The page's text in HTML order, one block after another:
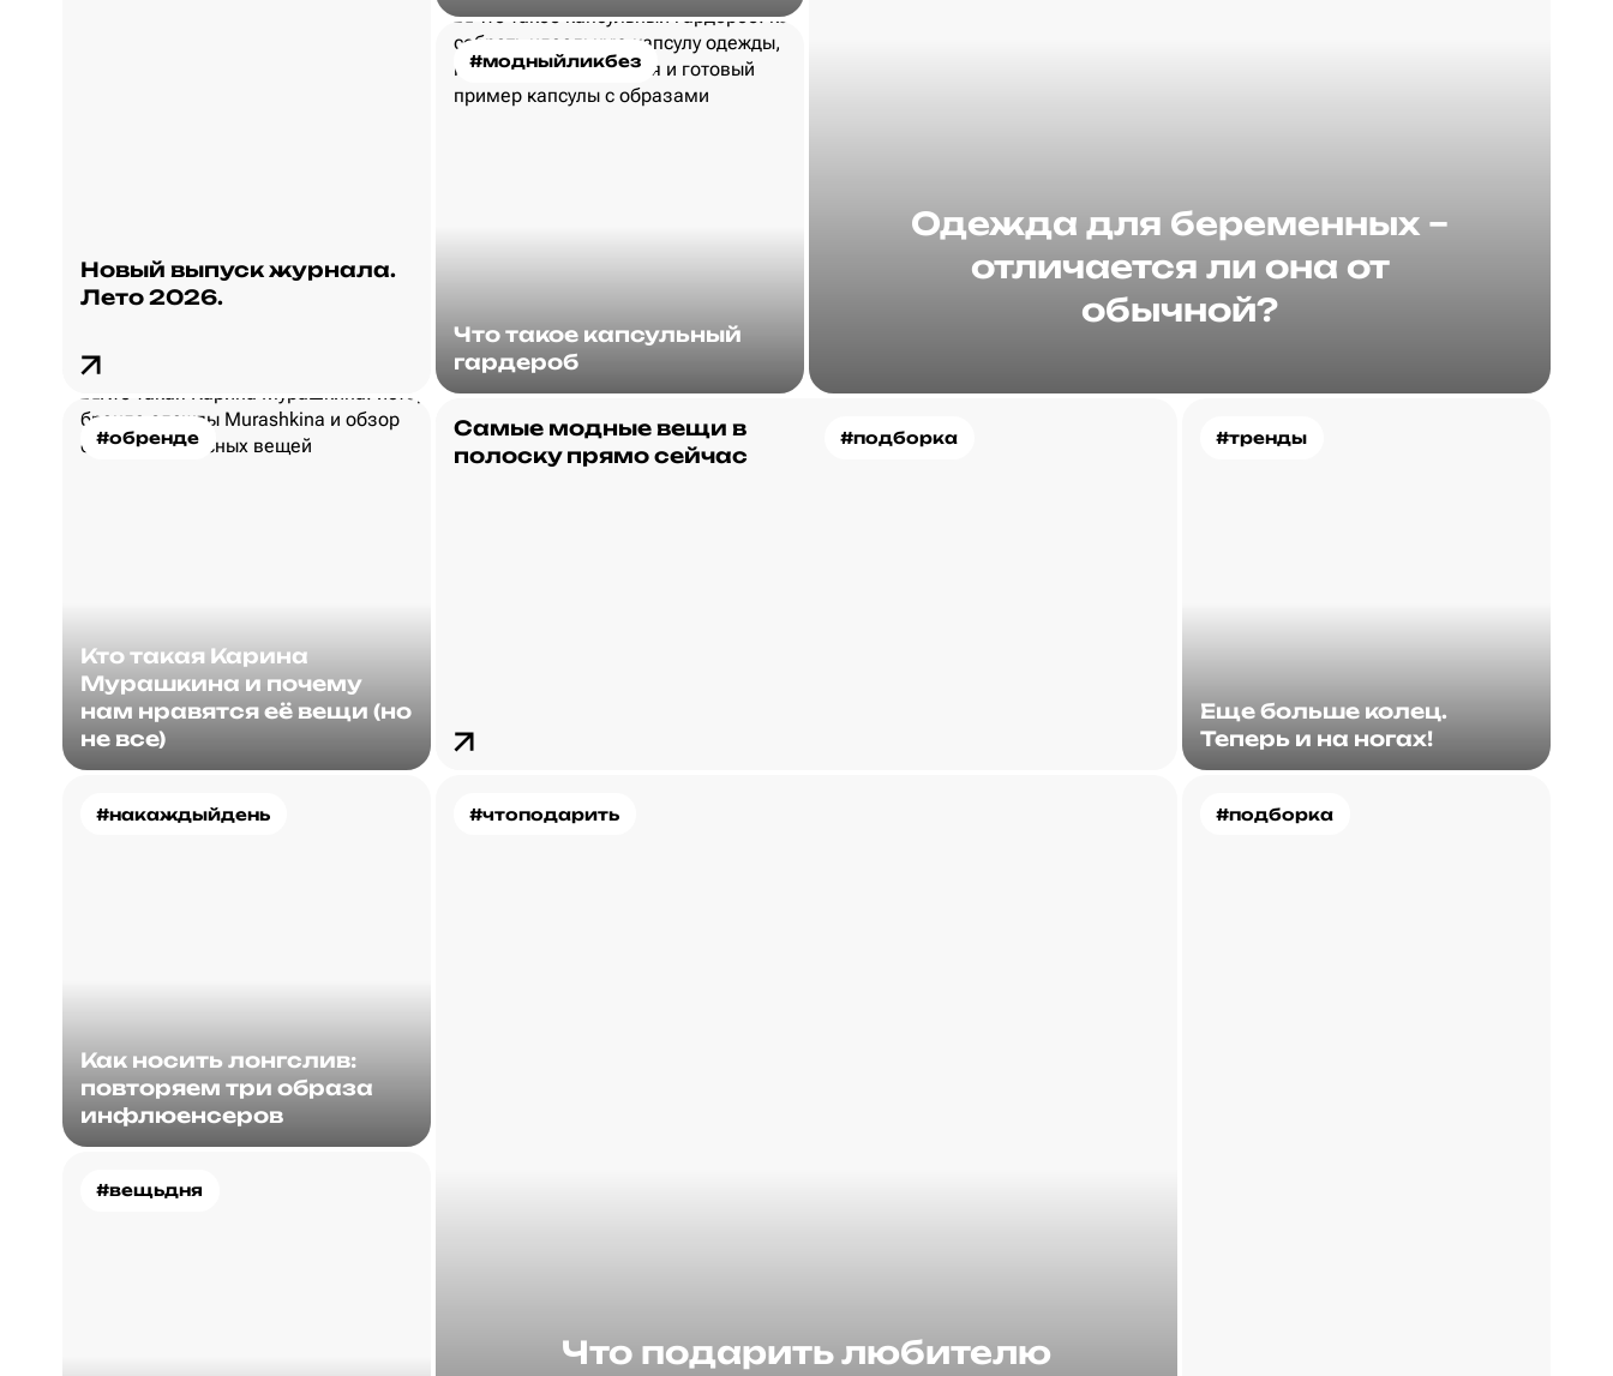
Новый выпуск журнала.
Лето 2026.
Одежда для беременных –
отличается ли она от
обычной?
#модныйликбез
Что такое капсульный
гардероб
#обренде
Кто такая Карина
Мурашкина и почему
нам нравятся её вещи (но
не все)
#подборка
Самые модные вещи в
полоску прямо сейчас
#тренды
Еще больше колец.
Теперь и на ногах!
#накаждыйдень
Как носить лонгслив:
повторяем три образа
инфлюенсеров
#чтоподарить
Что подарить любителю
#подборка
#вещьдня